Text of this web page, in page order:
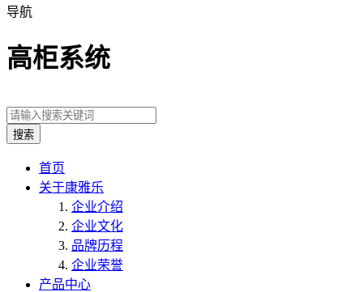
导航
高柜系统
搜索
首页
关于康雅乐
企业介绍
企业文化
品牌历程
企业荣誉
产品中心